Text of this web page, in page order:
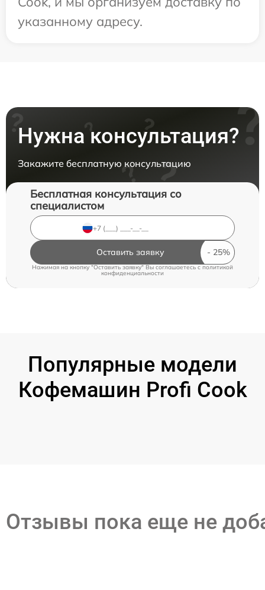
указанному адресу.
Нужна консультация?
Закажите бесплатную консультацию
Бесплатная консультация со
специалистом
Оставить заявку
Нажимая на кнопку "Оставить заявку" Вы соглашаетесь c политикой
конфиденциальности
Популярные модели
Кофемашин Profi Cook
Отзывы пока еще не